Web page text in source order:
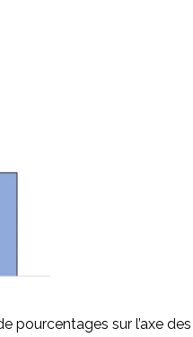
pourcentages sur l’axe des